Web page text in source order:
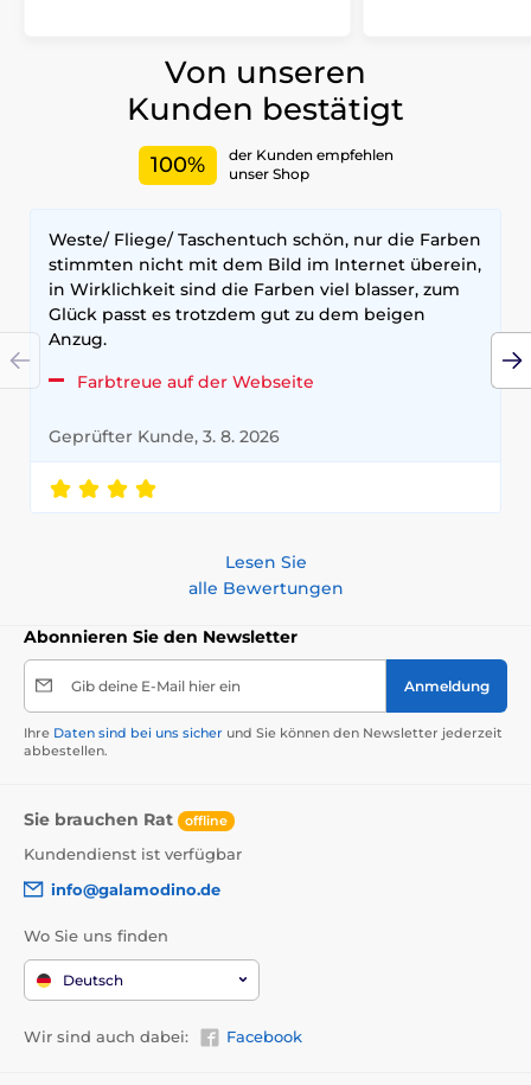
Von unseren
Kunden bestätigt
100%
der Kunden empfehlen
unser Shop
Weste/ Fliege/ Taschentuch schön, nur die Farben
stimmten nicht mit dem Bild im Internet überein,
in Wirklichkeit sind die Farben viel blasser, zum
Glück passt es trotzdem gut zu dem beigen
Anzug.
Farbtreue auf der Webseite
Geprüfter Kunde, 3. 8. 2026
Lesen Sie
alle Bewertungen
Abonnieren Sie den Newsletter
Gib deine E-Mail hier ein Anmeldung
Ihre Daten sind bei uns sicher und Sie können den Newsletter jederzeit
abbestellen.
Sie brauchen Rat offline
Kundendienst ist verfügbar
info@galamodino.de
Wo Sie uns finden
Deutsch
Wir sind auch dabei: Facebook